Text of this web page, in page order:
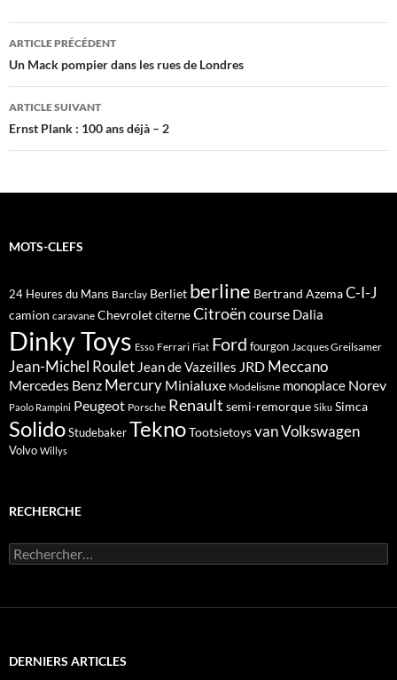
Navigation
des
articles
ARTICLE PRÉCÉDENT
Un Mack pompier dans les rues de Londres
ARTICLE SUIVANT
Ernst Plank : 100 ans déjà – 2
MOTS-CLEFS
24 Heures du Mans Barclay Berliet berline Bertrand AzemaC-I-J
camion caravane ChevroletciterneCitroën course Dalia
Dinky Toys Esso Ferrari Fiat Ford fourgon Jacques Greilsamer
Jean-Michel Roulet Jean de Vazeilles JRD Meccano
Mercedes Benz Mercury Minialuxe Modelisme monoplace Norev
Paolo Rampini Peugeot Porsche Renault semi-remorque Siku Simca
SolidoStudebakerTeknoTootsietoysvanVolkswagen
Volvo Willys
RECHERCHE
Rechercher :
DERNIERS ARTICLES